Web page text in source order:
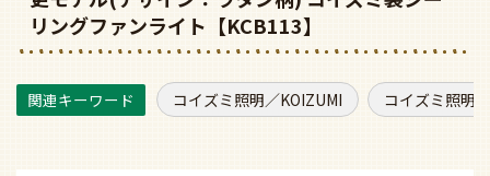
リングファンライト【KCB113】
コイズミ照明／KOIZUMI コイズミ照明